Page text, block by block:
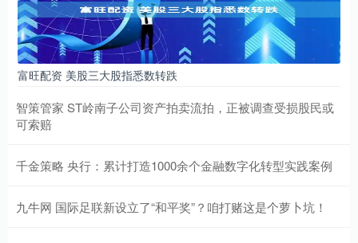
富旺配资 美股三大股指悉数转跌
智策管家 ST岭南子公司资产拍卖流拍，正被调查受损股民或
可索赔
千金策略 央行：累计打造1000余个金融数字化转型实践案例
九牛网 国际足联新设立了“和平奖”？咱打赌这是个萝卜坑！